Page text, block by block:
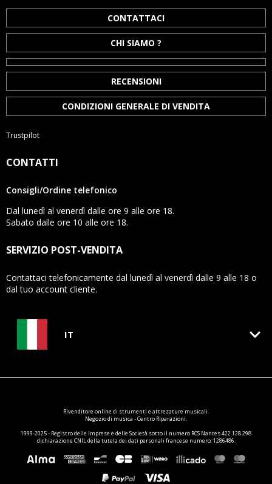
CONTATTI
Consigli/Ordine telefonico
Dal lunedì al venerdì dalle ore 9 alle ore 18.
Sabato dalle ore 10 alle ore 18.
SERVIZIO POST-VENDITA
Contattaci telefonicamente dal lunedì al venerdì dalle 9 alle 18 o
dal tuo account cliente.
IT keyboard_arrow_down
CONTATTACI
CHI SIAMO ?
RECENSIONI
CONDIZIONI GENERALE DI VENDITA
Trustpilot
Rivenditore online di strumenti e attrezature musicali.
Negozio di musica - Centro Riparazioni.
1999-2025 - Registro delle Imprese e delle Società sotto il numero RCS Nantes 422 128 298
dichiarazione CNIL della tutela dei dati personali francese numero: 1286486.